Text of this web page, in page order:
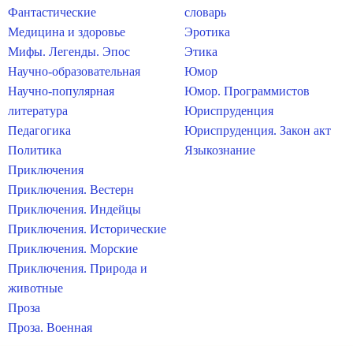
Фантастические
Медицина и здоровье
Мифы. Легенды. Эпос
Научно-образовательная
Научно-популярная
литература
Педагогика
Политика
Приключения
Приключения. Вестерн
Приключения. Индейцы
Приключения. Исторические
Приключения. Морские
Приключения. Природа и
животные
Проза
Проза. Военная
словарь
Эротика
Этика
Юмор
Юмор. Программистов
Юриспруденция
Юриспруденция. Закон акт
Языкознание